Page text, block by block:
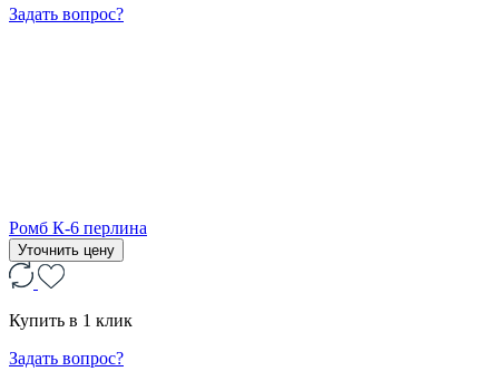
Задать вопрос?
Ромб К-6 перлина
Уточнить цену
Купить в 1 клик
Задать вопрос?